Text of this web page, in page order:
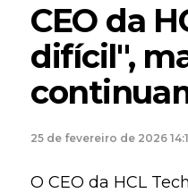
CEO da
difícil",
25 de fevereiro de 2026
O CEO da HCL